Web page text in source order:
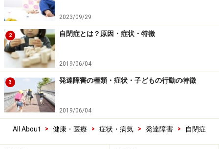
2023/09/29
2 自閉症とは？原因・症状・特徴
2019/06/04
3 発達障害の種類・症状・子どもの行動の特徴
2019/06/04
All About > 健康・医療 > 症状・病気 > 発達障害 > 自閉症